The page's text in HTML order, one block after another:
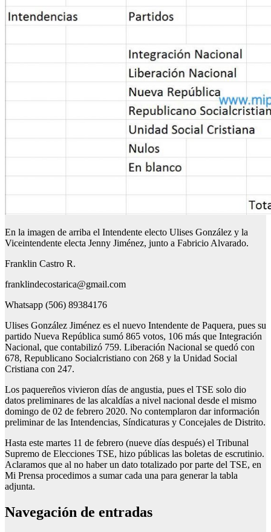
En la imagen de arriba el Intendente electo Ulises González y la
Viceintendente electa Jenny Jiménez, junto a Fabricio Alvarado.
Franklin Castro R.
franklindecostarica@gmail.com
Whatsapp (506) 89384176
Ulises González Jiménez es el nuevo Intendente de Paquera, pues su
partido Nueva República sumó 865 votos, 106 más que Integración
Nacional, que contabilizó 759. Liberación Nacional se quedó con
678, Republicano Socialcristiano con 268 y la Unidad Social
Cristiana con 247.
Los paquereños vivieron días de angustia, pues el TSE solo dio
datos preliminares de las alcaldías a nivel nacional desde el mismo
domingo de 02 de febrero 2020. No contemplaron dar información
preliminar de las Intendencias, Síndicaturas y Concejales de Distrito.
Hasta este martes 11 de febrero (nueve días después) el Tribunal
Supremo de Elecciones TSE, hizo públicas las boletas de escrutinio.
Aclaramos que al no haber un dato totalizado por parte del TSE, en
Mi Prensa procedimos a sumar cada una para generar la tabla
adjunta.
Navegación de entradas